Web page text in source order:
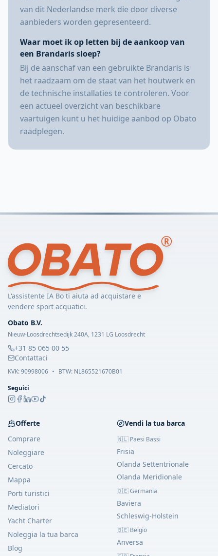
van dit Nederlandse merk die door diverse
aanbieders worden gepresenteerd.
Waar moet ik op letten bij de aankoop van
een Brandaris sloep?
Bij de aanschaf van een gebruikte Brandaris is
het raadzaam om de staat van het houtwerk en
de technische installaties te controleren. Voor
een actueel overzicht van beschikbare
vaartuigen kunt u het huidige aanbod op Obato
raadplegen.
L'assistente IA Bo ti aiuta ad acquistare e
vendere sport acquatici.
Obato B.V.
Nieuw-Loosdrechtsedijk 240A, 1231 LG Loosdrecht
+31 85 065 00 55
Contattaci
KVK:90998006 • BTW: NL865521670B01
Seguici
Offerte
Comprare
Noleggiare
Cercato
Mappa
Porti turistici
Mediatori
Yacht Charter
Noleggia la tua barca
Blog
Vendi la tua barca
🇳🇱 Paesi Bassi
Frisia
Olanda Settentrionale
Olanda Meridionale
🇩🇪 Germania
Baviera
Schleswig-Holstein
🇧🇪 Belgio
Anversa